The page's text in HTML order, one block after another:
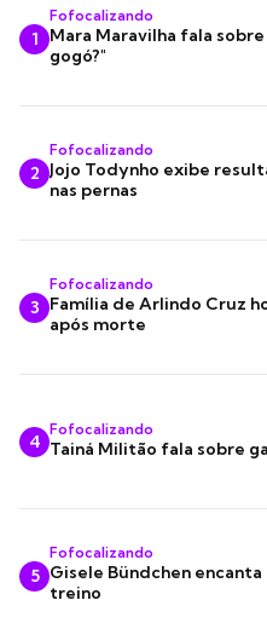
1
Fofocalizando
Mara Maravilha fala
gogó?"
2
Fofocalizando
Jojo Todynho exibe
nas pernas
3
Fofocalizando
Família de Arlindo Cruz
após morte
4
Fofocalizando
Tainá Militão fala sobre
5
Fofocalizando
Gisele Bündchen
treino